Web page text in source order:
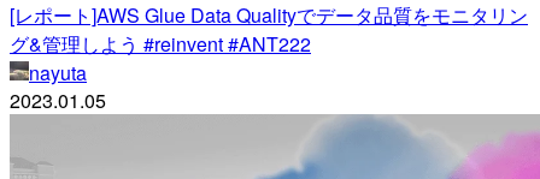
[レポート]AWS Glue Data Qualityでデータ品質をモニタリン
グ&管理しよう #reinvent #ANT222
nayuta
2023.01.05